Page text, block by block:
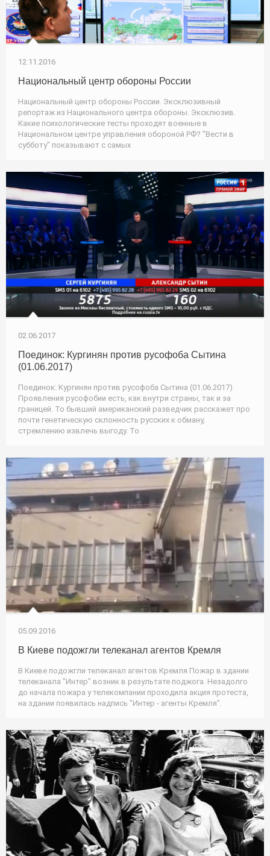
12.11.2016
Национальный центр обороны России
Национальный центр обороны России. Эксклюзивный
репортаж из Национального центра обороны. Эксклюзив.
Какие психологические тесты проходят военные в
Национальном центре управления обороной РФ? "Вести в
субботу" показывают с самых
02.06.2017
Поединок: Кургинян против русофоба Сытина
(01.06.2017)
Поединок: Кургинян против русофоба Сытина (01.06.2017)
Проявления русофобии есть, как внутри страны, так и за
границей. То бывший американский разведчик расскажет про
почти генетическую склонность русских к обману,
стремлению извлечь выгоду. То
05.09.2016
В Киеве подожгли телеканал агентов Кремля
В Киеве подожгли телеканал агентов Кремля Пожар в здании
телеканала "Интер" возник в результате поджога. Незадолго
до начала пожара у телекомпании проходила акция протеста,
на здании появилась надпись "Интер - агенты Кремля".